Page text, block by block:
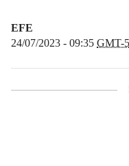
EFE
24/07/2023 - 09:35 GMT-5